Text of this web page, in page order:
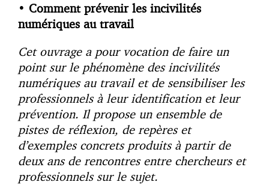
• Comment prévenir les incivilités
numériques au travail
Cet ouvrage a pour vocation de faire un
point sur le phénomène des incivilités
numériques au travail et de sensibiliser les
professionnels à leur identification et leur
prévention. Il propose un ensemble de
pistes de réflexion, de repères et
d’exemples concrets produits à partir de
deux ans de rencontres entre chercheurs et
professionnels sur le sujet.